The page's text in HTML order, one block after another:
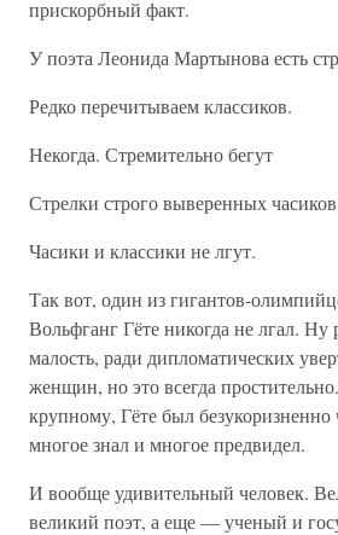
прискорбный факт.
У поэта Леонида Мартынова есть
Редко перечитываем классиков.
Некогда. Стремительно бегут
Стрелки строго выверенных
Часики и классики не лгут.
Так вот, один из гигантов-
Вольфганг Гёте никогда не лгал. Ну
малость, ради дипломатических
женщин, но это всегда
крупному, Гёте был
многое знал и многое предвидел.
И вообще удивительный человек.
великий поэт, а еще — ученый и